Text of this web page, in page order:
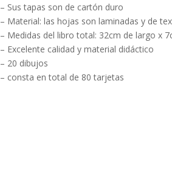
– Sus tapas son de cartón duro
– Material: las hojas son laminadas y de
– Medidas del libro total: 32cm de largo x
– Excelente calidad y material didáctico
– 20 dibujos
– consta en total de 80 tarjetas